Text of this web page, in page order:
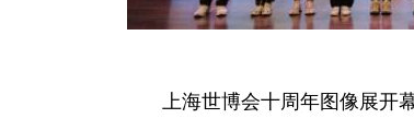
上海世博会十周年图像展开幕